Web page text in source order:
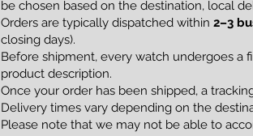
be chosen based on the destination, local
Orders are typically dispatched within 2–3
closing days).
Before shipment, every watch undergoes a
product description.
Once your order has been shipped, a
Delivery times vary depending on the
Please note that we may not be able to